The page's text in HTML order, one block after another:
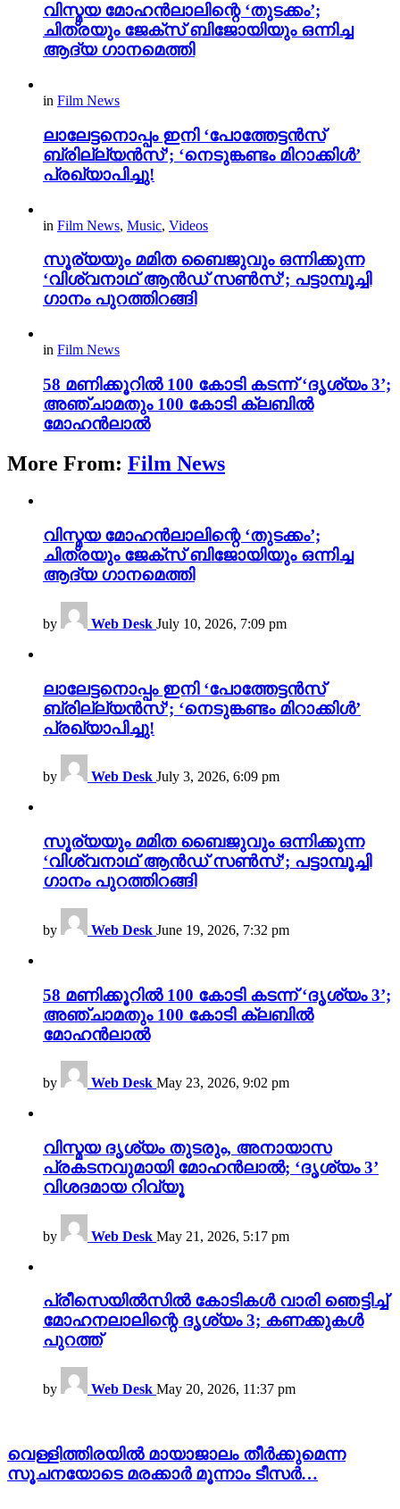
വിസ്മയ മോഹൻലാലിന്റെ ‘തുടക്കം’;
ചിത്രയും ജേക്സ് ബിജോയിയും ഒന്നിച്ച
ആദ്യ ഗാനമെത്തി
in Film News
ലാലേട്ടനൊപ്പം ഇനി ‘പോത്തേട്ടൻസ്
ബ്രില്ല്യൻസ്’; ‘നെടുങ്കണ്ടം മിറാക്കിൾ’
പ്രഖ്യാപിച്ചു!
in Film News, Music, Videos
സൂര്യയും മമിത ബൈജുവും ഒന്നിക്കുന്ന
‘വിശ്വനാഥ് ആൻഡ് സൺസ്’; പട്ടാമ്പൂച്ചി
ഗാനം പുറത്തിറങ്ങി
in Film News
58 മണിക്കൂറിൽ 100 കോടി കടന്ന് ‘ദൃശ്യം 3’;
അഞ്ചാമതും 100 കോടി ക്ലബിൽ
മോഹൻലാൽ
More From: Film News
വിസ്മയ മോഹൻലാലിന്റെ ‘തുടക്കം’;
ചിത്രയും ജേക്സ് ബിജോയിയും ഒന്നിച്ച
ആദ്യ ഗാനമെത്തി
by Web Desk July 10, 2026, 7:09 pm
ലാലേട്ടനൊപ്പം ഇനി ‘പോത്തേട്ടൻസ്
ബ്രില്ല്യൻസ്’; ‘നെടുങ്കണ്ടം മിറാക്കിൾ’
പ്രഖ്യാപിച്ചു!
by Web Desk July 3, 2026, 6:09 pm
സൂര്യയും മമിത ബൈജുവും ഒന്നിക്കുന്ന
‘വിശ്വനാഥ് ആൻഡ് സൺസ്’; പട്ടാമ്പൂച്ചി
ഗാനം പുറത്തിറങ്ങി
by Web Desk June 19, 2026, 7:32 pm
58 മണിക്കൂറിൽ 100 കോടി കടന്ന് ‘ദൃശ്യം 3’;
അഞ്ചാമതും 100 കോടി ക്ലബിൽ
മോഹൻലാൽ
by Web Desk May 23, 2026, 9:02 pm
വിസ്മയ ദൃശ്യം തുടരും, അനായാസ
പ്രകടനവുമായി മോഹൻലാൽ; ‘ദൃശ്യം 3’
വിശദമായ റിവ്യൂ
by Web Desk May 21, 2026, 5:17 pm
പ്രീസെയിൽസിൽ കോടികൾ വാരി ഞെട്ടിച്ച്
മോഹനലാലിന്റെ ദൃശ്യം 3; കണക്കുകൾ
പുറത്ത്
by Web Desk May 20, 2026, 11:37 pm
വെള്ളിത്തിരയിൽ മായാജാലം തീർക്കുമെന്ന
സൂചനയോടെ മരക്കാർ മൂന്നാം ടീസർ…